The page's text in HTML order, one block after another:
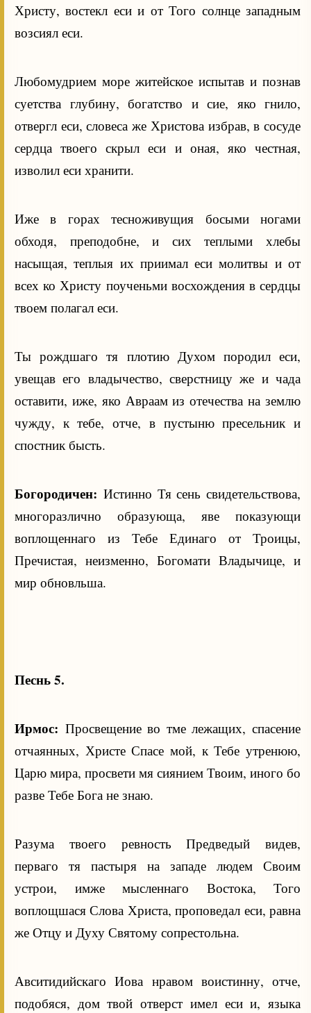
Христу, востекл еси и от Того солнце западным
возсиял еси.
Любомудрием море житейское испытав и познав
суетства глубину, богатство и сие, яко гнило,
отвергл еси, словеса же Христова избрав, в сосуде
сердца твоего скрыл еси и оная, яко честная,
изволил еси хранити.
Иже в горах тесноживущия босыми ногами
обходя, преподобне, и сих теплыми хлебы
насыщая, теплыя их приимал еси молитвы и от
всех ко Христу поученьми восхождения в сердцы
твоем полагал еси.
Ты рождшаго тя плотию Духом породил еси,
увещав его владычество, сверстницу же и чада
оставити, иже, яко Авраам из отечества на землю
чужду, к тебе, отче, в пустыню пресельник и
спостник бысть.
Богородичен: Истинно Тя сень свидетельствова,
многоразлично образующа, яве показующи
воплощеннаго из Тебе Единаго от Троицы,
Пречистая, неизменно, Богомати Владычице, и
мир обновльша.
Песнь 5.
Ирмос: Просвещение во тме лежащих, спасение
отчаянных, Христе Спасе мой, к Тебе утренюю,
Царю мира, просвети мя сиянием Твоим, иного бо
разве Тебе Бога не знаю.
Разума твоего ревность Предведый видев,
перваго тя пастыря на западе людем Своим
устрои, имже мысленнаго Востока, Того
воплощшася Слова Христа, проповедал еси, равна
же Отцу и Духу Святому сопрестольна.
Авситидийскаго Иова нравом воистинну, отче,
подобяся, дом твой отверст имел еси и, языка